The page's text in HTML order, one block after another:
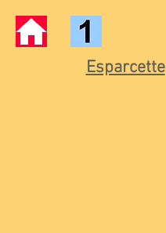
Esparcette